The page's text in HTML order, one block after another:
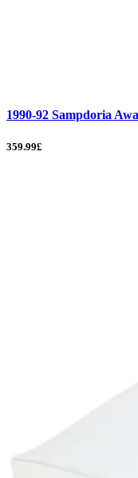
1990-92 Sampdoria
359.99£